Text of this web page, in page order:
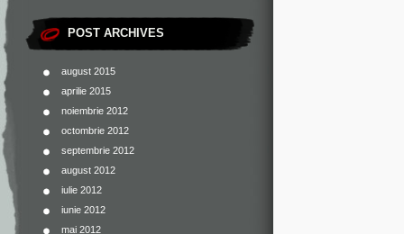
POST ARCHIVES
august 2015
aprilie 2015
noiembrie 2012
octombrie 2012
septembrie 2012
august 2012
iulie 2012
iunie 2012
mai 2012